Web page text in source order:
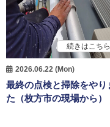
続きはこちら
2026.06.22 (Mon)
最終の点検と掃除をやり
た（枚方市の現場から）